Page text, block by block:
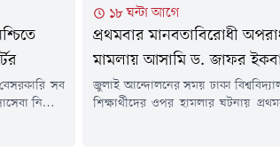
সব
নিশ্চিত
১৮ ঘন্টা আগে
প্রথমবার মানবতাবিরোধী
মামলায় আসামি ড. জাফর
জুলাই আন্দোলনের সময় ঢাকা
শিক্ষার্থীদের ওপর হামলার ঘটনায়